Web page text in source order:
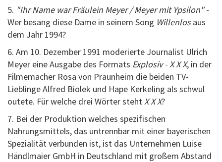
5. "Ihr Name war Fräulein Meyer / Meyer mit Ypsilon"-
Wer besang diese Dame in seinem Song Willenlosaus
dem Jahr 1994?
6. Am 10. Dezember 1991 moderierte Journalist Ulrich
Meyer eine Ausgabe des Formats Explosiv - X X X, in der
Filmemacher Rosa von Praunheim die beiden TV-
Lieblinge Alfred Biolek und Hape Kerkeling als schwul
outete. Für welche drei Wörter stehtX X X?
7. Bei der Produktion welches spezifischen
Nahrungsmittels, das untrennbar mit einer bayerischen
Spezialität verbunden ist, ist das Unternehmen Luise
Händlmaier GmbH in Deutschland mit großem Abstand